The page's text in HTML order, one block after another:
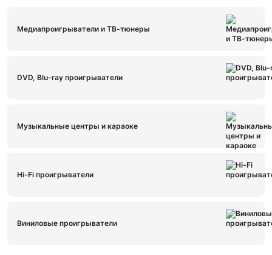
Медиапроигрыватели и ТВ-тюнеры
DVD, Blu-ray проигрыватели
Музыкальные центры и караоке
Hi-Fi проигрыватели
Виниловые проигрыватели